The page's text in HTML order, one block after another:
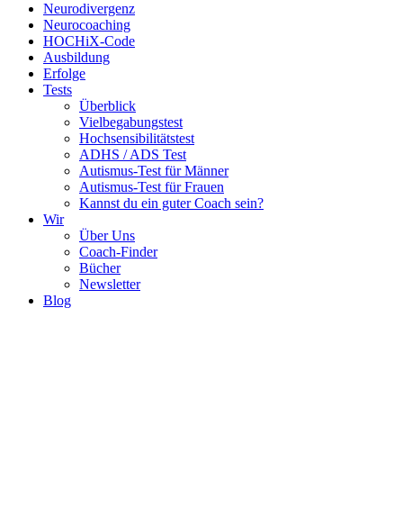
Neurodivergenz
Neurocoaching
HOCHiX-Code
Ausbildung
Erfolge
Tests
Überblick
Vielbegabungstest
Hochsensibilitätstest
ADHS / ADS Test
Autismus-Test für Männer
Autismus-Test für Frauen
Kannst du ein guter Coach sein?
Wir
Über Uns
Coach-Finder
Bücher
Newsletter
Blog